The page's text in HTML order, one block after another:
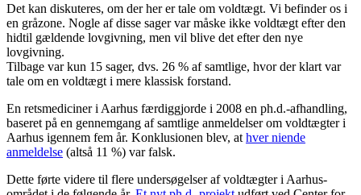
Det kan diskuteres, om der her er tale om voldtægt. Vi befinder os i
en gråzone. Nogle af disse sager var måske ikke voldtægt efter den
hidtil gældende lovgivning, men vil blive det efter den nye
lovgivning.
Tilbage var kun 15 sager, dvs. 26 % af samtlige, hvor der klart var
tale om en voldtægt i mere klassisk forstand.
En retsmediciner i Aarhus færdiggjorde i 2008 en ph.d.-afhandling,
baseret på en gennemgang af samtlige anmeldelser om voldtægter i
Aarhus igennem fem år. Konklusionen blev, at hver niende
anmeldelse (altså 11 %) var falsk.
Dette førte videre til flere undersøgelser af voldtægter i Aarhus-